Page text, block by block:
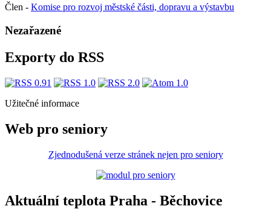
Člen - Komise pro rozvoj městské části, dopravu a výstavbu
Nezařazené
Exporty do RSS
Užitečné informace
Web pro seniory
Zjednodušená verze stránek nejen pro seniory
Aktuální teplota Praha - Běchovice